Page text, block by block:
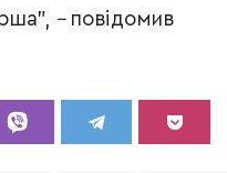
–повідомив